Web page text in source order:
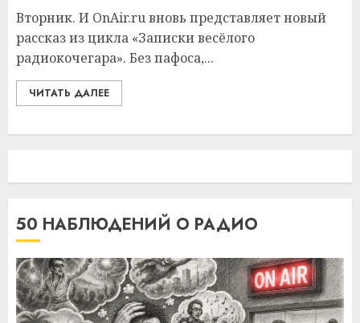
Вторник. И OnAir.ru вновь представляет новый
рассказ из цикла «Записки весёлого
радиокочегара». Без пафоса,...
ЧИТАТЬ ДАЛЕЕ
50 НАБЛЮДЕНИЙ О РАДИО